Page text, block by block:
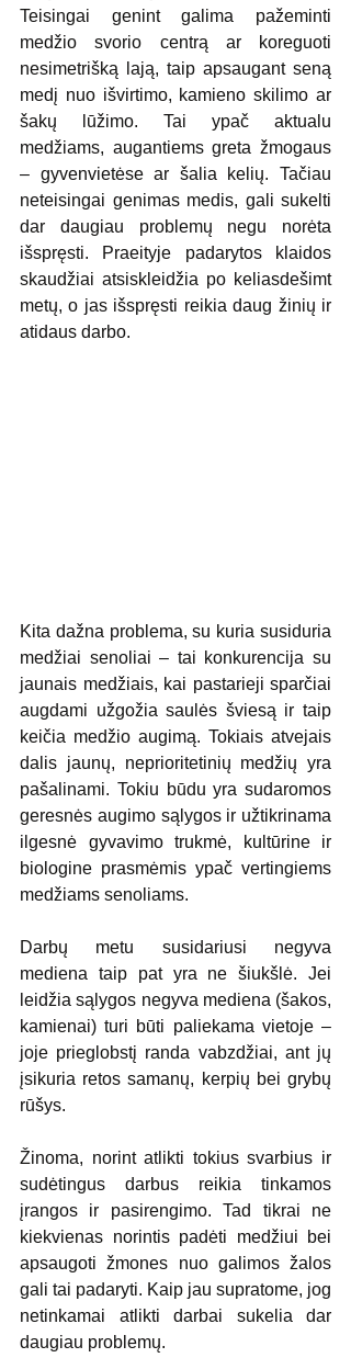
Teisingai genint galima pažeminti
medžio svorio centrą ar koreguoti
nesimetrišką lają, taip apsaugant seną
medį nuo išvirtimo, kamieno skilimo ar
šakų lūžimo. Tai ypač aktualu
medžiams, augantiems greta žmogaus
– gyvenvietėse ar šalia kelių. Tačiau
neteisingai genimas medis, gali sukelti
dar daugiau problemų negu norėta
išspręsti. Praeityje padarytos klaidos
skaudžiai atsiskleidžia po keliasdešimt
metų, o jas išspręsti reikia daug žinių ir
atidaus darbo.
Kita dažna problema, su kuria susiduria
medžiai senoliai – tai konkurencija su
jaunais medžiais, kai pastarieji sparčiai
augdami užgožia saulės šviesą ir taip
keičia medžio augimą. Tokiais atvejais
dalis jaunų, neprioritetinių medžių yra
pašalinami. Tokiu būdu yra sudaromos
geresnės augimo sąlygos ir užtikrinama
ilgesnė gyvavimo trukmė, kultūrine ir
biologine prasmėmis ypač vertingiems
medžiams senoliams.
Darbų metu susidariusi negyva
mediena taip pat yra ne šiukšlė. Jei
leidžia sąlygos negyva mediena (šakos,
kamienai) turi būti paliekama vietoje –
joje prieglobstį randa vabzdžiai, ant jų
įsikuria retos samanų, kerpių bei grybų
rūšys.
Žinoma, norint atlikti tokius svarbius ir
sudėtingus darbus reikia tinkamos
įrangos ir pasirengimo. Tad tikrai ne
kiekvienas norintis padėti medžiui bei
apsaugoti žmones nuo galimos žalos
gali tai padaryti. Kaip jau supratome, jog
netinkamai atlikti darbai sukelia dar
daugiau problemų.